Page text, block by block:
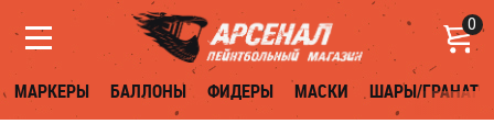
0
МАРКЕРЫ БАЛЛОНЫ ФИДЕРЫ МАСКИ ШАРЫ/ГРАНАТЫ